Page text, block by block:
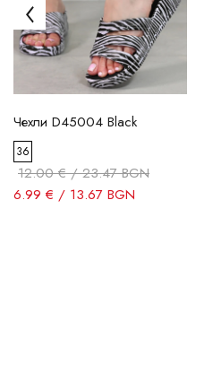
Чехли D45004 Black
36
12.00 € / 23.47 BGN
6.99 € / 13.67 BGN